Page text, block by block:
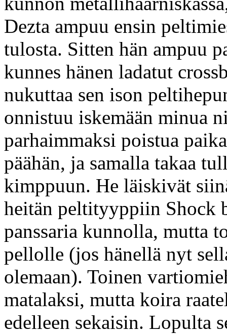
Dezta ampuu ensin
tulosta. Sitten hän ampuu
kunnes hänen ladatut
nukuttaa sen ison
onnistuu iskemään minua
parhaimmaksi poistua
päähän, ja samalla takaa
kimppuun. He läiskivät
heitän peltityyppiin Shock
panssaria kunnolla, mutta
pellolle (jos hänellä nyt
olemaan). Toinen
matalaksi, mutta koira
edelleen sekaisin. Lopulta